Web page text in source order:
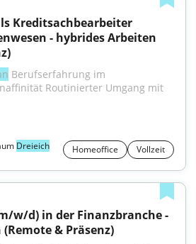
Kreditsachbearbeiter
- hybrides Arbeiten
Berufserfahrung im
Routinierter Umgang mit
Dreieich Homeoffice Vollzeit
w/d) in der Finanzbranche -
& Präsenz)